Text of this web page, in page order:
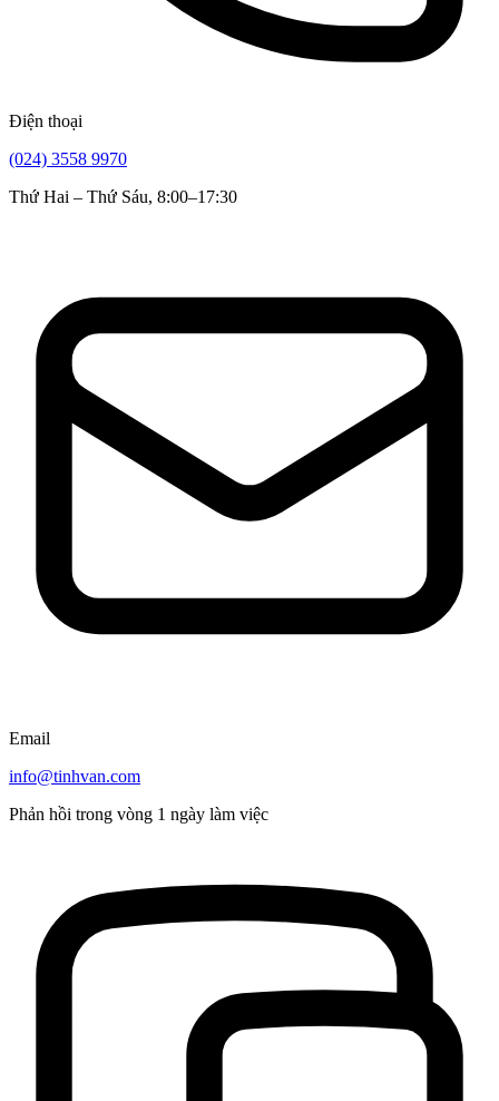
Điện thoại
(024) 3558 9970
Thứ Hai – Thứ Sáu, 8:00–17:30
Email
info@tinhvan.com
Phản hồi trong vòng 1 ngày làm việc